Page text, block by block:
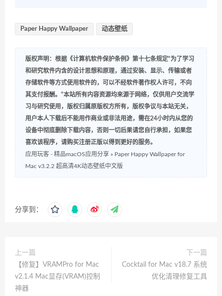
Paper Happy Wallpaper 动态壁纸
版权声明：根据《计算机软件保护条例》第十七条规定“为了学习
和研究软件内含的设计思想和原理，通过安装、显示、传输或者
存储软件等方式使用软件的，可以不经软件著作权人许可，不向
其支付报酬。”本站所有内容资源均来源于网络，仅供用户交流学
习与研究使用，版权归属原版权方所有，版权争议与本站无关，
用户本人下载后不能用作商业或非法用途，需在24小时内从您的
设备中彻底删除下载内容，否则一切后果请您自行承担，如果您
喜欢该程序，请购买注册正版以得到更好的服务。
应用玩客 - 精品macOS应用分享 » Paper Happy Wallpaper for
Mac v3.2.2 超高清4K动态壁纸中文版
分享到：
上一篇
【修复】VRAMPro for Mac
v2.1.4 Mac显存(VRAM)控制
神器
下一篇
Cocktail for Mac v18.7 系统
优化清理修复工具